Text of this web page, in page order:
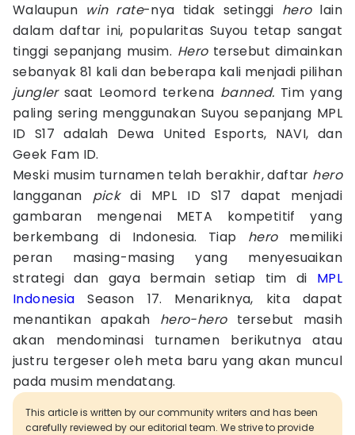
Walaupun win rate-nya tidak setinggi hero lain
dalam daftar ini, popularitas Suyou tetap sangat
tinggi sepanjang musim. Hero tersebut dimainkan
sebanyak 81 kali dan beberapa kali menjadi pilihan
junglersaat Leomord terkena banned. Tim yang
paling sering menggunakan Suyou sepanjang MPL
ID S17 adalah Dewa United Esports, NAVI, dan
Geek Fam ID.
Meski musim turnamen telah berakhir, daftar hero
langganan pickdi MPL ID S17 dapat menjadi
gambaran mengenai META kompetitif yang
berkembang di Indonesia. Tiap hero memiliki
peran masing-masing yang menyesuaikan
strategi dan gaya bermain setiap tim di MPL
Indonesia Season 17. Menariknya, kita dapat
menantikan apakah hero-herotersebut masih
akan mendominasi turnamen berikutnya atau
justru tergeser oleh meta baru yang akan muncul
pada musim mendatang.
This article is written by our community writers and has been
carefully reviewed by our editorial team. We strive to provide